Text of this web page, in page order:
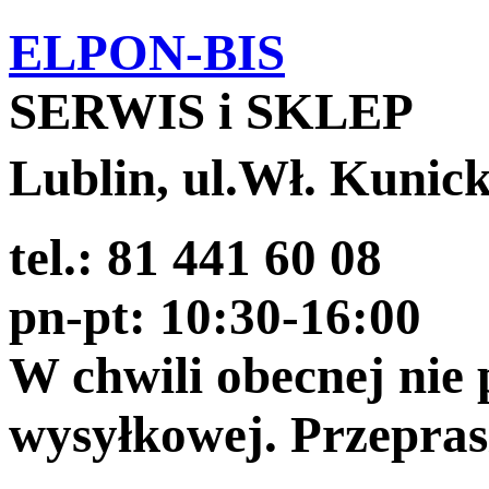
ELPON-BIS
SERWIS i SKLEP
Lublin, ul.Wł.
tel.: 81 441 60 08
pn-pt: 10:30-16:00
W chwili obecnej nie
wysyłkowej.